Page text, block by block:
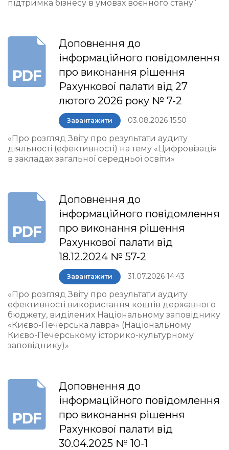
підтримка бізнесу в умовах воєнного стану”
Доповнення до
інформаційного повідомлення
про виконання рішення
Рахункової палати від 27
лютого 2026 року № 7-2
Завантажити 03.08.2026 15:50
«Про розгляд Звіту про результати аудиту
діяльності (ефективності) на тему «Цифровізація
в закладах загальної середньої освіти»
Доповнення до
інформаційного повідомлення
про виконання рішення
Рахункової палати від
18.12.2024 № 57-2
Завантажити 31.07.2026 14:43
«Про розгляд Звіту про результати аудиту
ефективності використання коштів державного
бюджету, виділених Національному заповіднику
«Києво-Печерська лавра» (Національному
Києво-Печерському історико-культурному
заповіднику)»
Доповнення до
інформаційного повідомлення
про виконання рішення
Рахункової палати від
30.04.2025 № 10-1